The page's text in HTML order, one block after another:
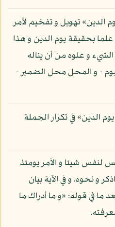
الدين» تهويل و تفخيم لأمر
علما بحقيقة يوم الدين و هذا
و علوه من أن يناله
- و المحل محل الضمير -
الدين» في تكرار الجملة
لنفس شيئا و الأمر يومئذ
و نحوه، و في الآية بيان
ما في قوله: «و ما أدراك ما